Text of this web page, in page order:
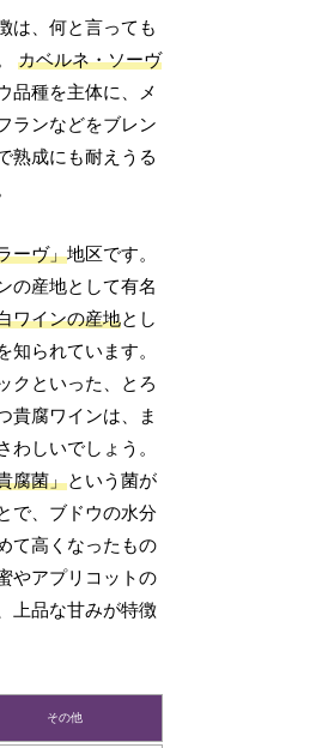
は、何と言っても
カベルネ・ソーヴ
品種を主体に、メ
ランなどをブレン
熟成にも耐えうる
ーヴ」地区です。
の産地として有名
ワインの産地とし
知られています。
クといった、とろ
貴腐ワインは、ま
わしいでしょう。
腐菌」という菌が
で、ブドウの水分
て高くなったもの
やアプリコットの
上品な甘みが特徴
その他